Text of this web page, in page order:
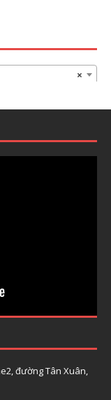
×
đường Tân Xuân,